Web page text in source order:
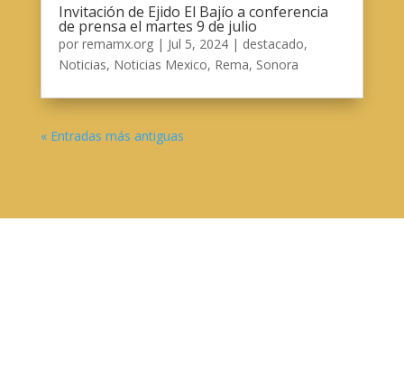
Invitación de Ejido El Bajío a conferencia
de prensa el martes 9 de julio
por remamx.org| Jul 5, 2024| destacado,
Noticias, Noticias Mexico, Rema, Sonora
« Entradas más antiguas